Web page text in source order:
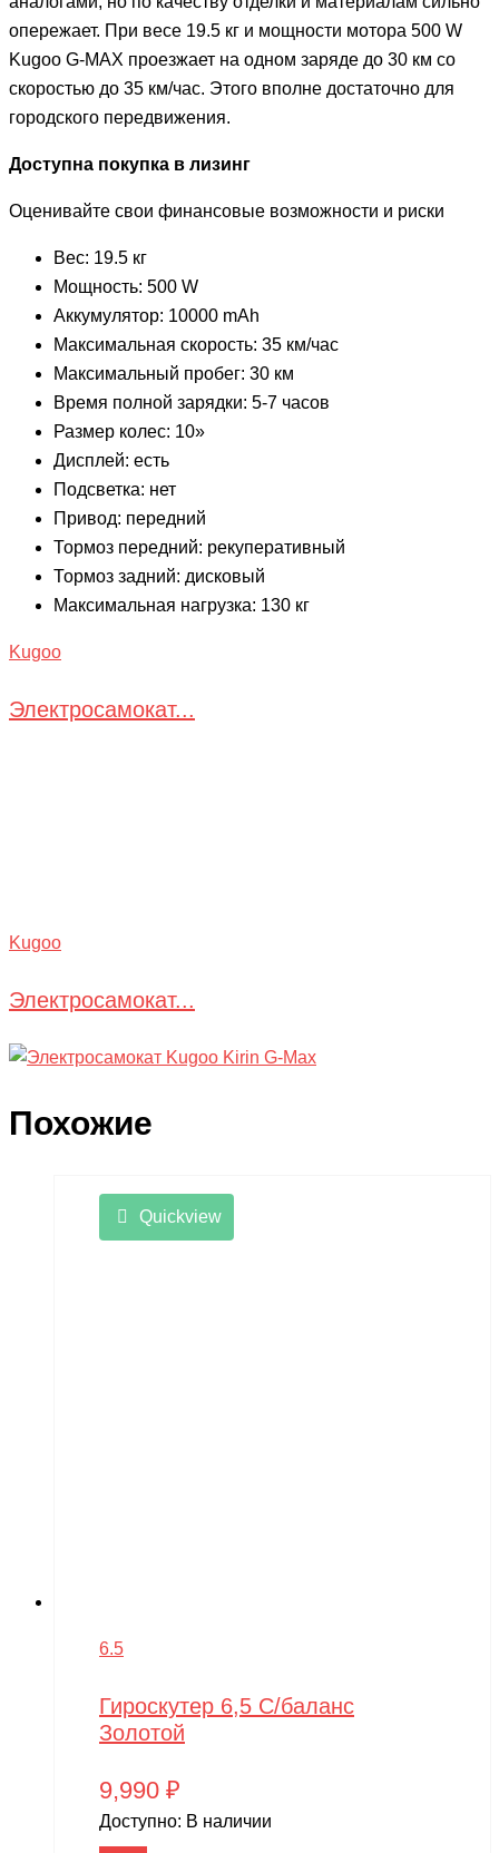
опережает. При весе 19.5 кг и мощности мотора 500 W
Kugoo G-MAX проезжает на одном заряде до 30 км со
скоростью до 35 км/час. Этого вполне достаточно для
городского передвижения.
Доступна покупка в лизинг
Оценивайте свои финансовые возможности и риски
Вес: 19.5 кг
Мощность: 500 W
Аккумулятор: 10000 mAh
Максимальная скорость: 35 км/час
Максимальный пробег: 30 км
Время полной зарядки: 5-7 часов
Размер колес: 10»
Дисплей: есть
Подсветка: нет
Привод: передний
Тормоз передний: рекуперативный
Тормоз задний: дисковый
Максимальная нагрузка: 130 кг
Kugoo
Электросамокат...
Kugoo
Электросамокат...
Похожие
Quickview
6.5
Гироскутер 6,5 С/баланс
Золотой
9,990 ₽
Доступно: В наличии